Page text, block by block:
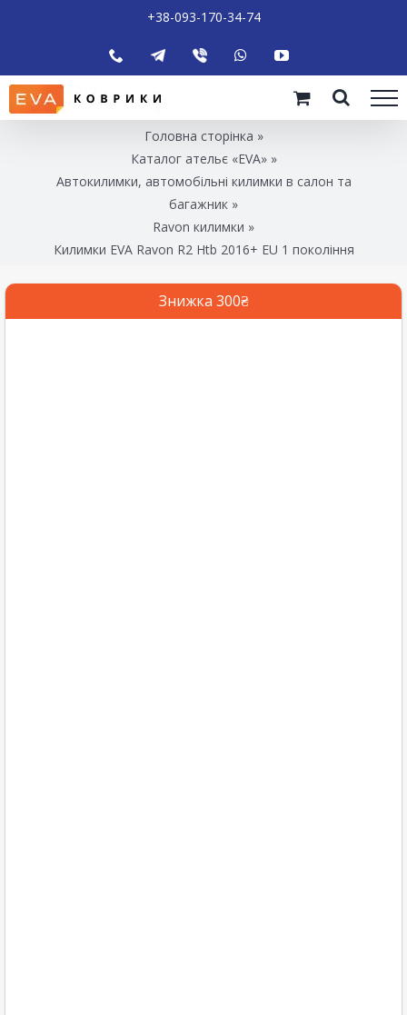
+38-093-170-34-74
Головна сторінка »
Каталог ательє «EVA»»
Автокилимки, автомобільні килимки в салон та
багажник »
Ravon килимки »
Килимки EVA Ravon R2 Htb 2016+ EU 1 покоління
Знижка 300₴